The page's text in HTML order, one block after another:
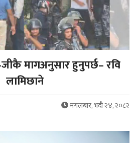
मागअनुसार हुनुपर्छ– रवि
लामिछाने
मंगलबार, भदौ २४, २०८२